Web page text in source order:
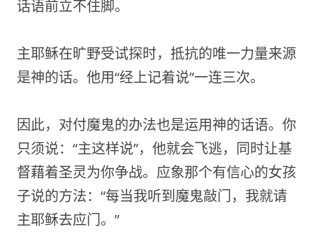
话语前立不住脚。
主耶稣在旷野受试探时，抵抗的唯一力量来源
是神的话。他用“经上记着说”一连三次。
因此，对付魔鬼的办法也是运用神的话语。你
只须说：“主这样说”，他就会飞逃，同时让基
督藉着圣灵为你争战。应象那个有信心的女孩
子说的方法：“每当我听到魔鬼敲门，我就请
主耶稣去应门。”